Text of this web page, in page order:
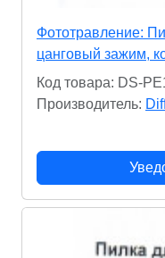
Фототравление:
цанговый зажим,
Код товара: DS-
Производитель: